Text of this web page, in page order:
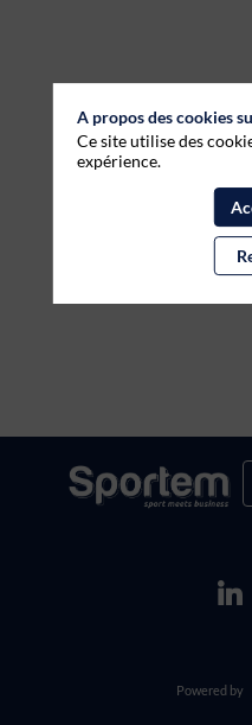
Powered by
A propos des cookies
Ce site utilise des
expérience.